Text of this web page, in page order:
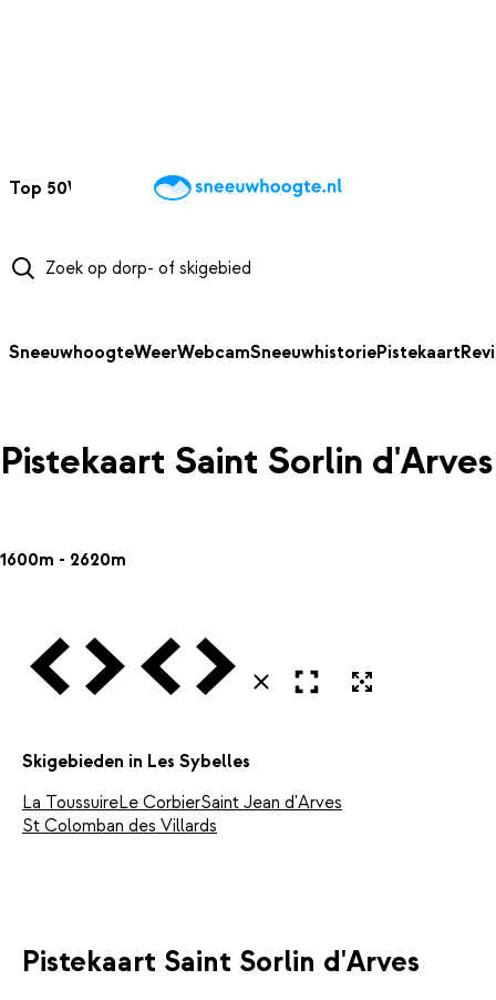
Top 50Webcams WintersportweerKaarten
SneeuwhoogteWeerWebcamSneeuwhistoriePistekaart
Pistekaart Saint Sorlin d'Arves
1600m - 2620m
Vorige VolgendeVorige Volgende
SluitenOpen in volledig scherm
Skigebieden in Les Sybelles
La ToussuireLe CorbierSaint Jean d'Arves
St Colomban des Villards
Pistekaart Saint Sorlin d'Arves